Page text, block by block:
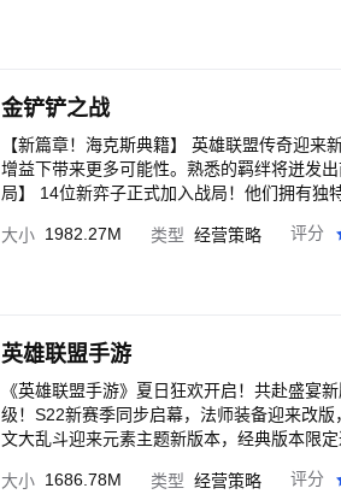
金铲铲之战
【新篇章！海克斯典籍】 英雄联盟传奇迎
增益下带来更多可能性。熟悉的羁绊将迸发出前所未有
局】 14位新弈子正式加入战局！他们拥有独
夺敌军双抗，于暗影领域中尽情收割灵魂……新弈子齐聚，
大小 1982.27M 类型 经营策略 评分
英雄联盟手游
《英雄联盟手游》夏日狂欢开启！共赴盛宴
级！S22新赛季同步启幕，法师装备迎来改
文大乱斗迎来元素主题新版本，经典版本限
大小 1686.78M 类型 经营策略 评分